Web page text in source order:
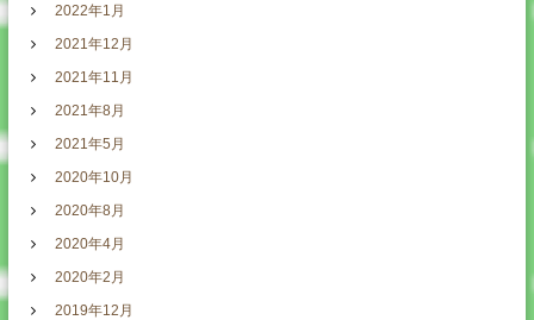
2022年1月
2021年12月
2021年11月
2021年8月
2021年5月
2020年10月
2020年8月
2020年4月
2020年2月
2019年12月